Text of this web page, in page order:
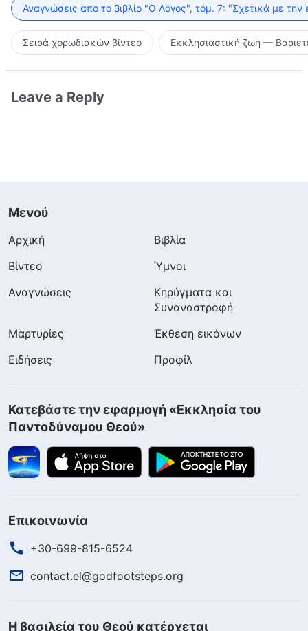
Αναγνώσεις από το βιβλίο "Ο Λόγος", τόμ. 7: "Σχετικά με την
Σειρά χορωδιακών βίντεο Εκκλησιαστική ζωή —
Leave a Reply
Μενού
Αρχική
Βιβλία
Βίντεο
Ύμνοι
Αναγνώσεις
Κηρύγματα και
Συναναστροφή
Μαρτυρίες
Έκθεση εικόνων
Ειδήσεις
Προφίλ
Κατεβάστε την εφαρμογή «Εκκλησία του
Παντοδύναμου Θεού»
Επικοινωνία
+30-699-815-6524
contact.el@godfootsteps.org
Η βασιλεία του Θεού κατέρχεται